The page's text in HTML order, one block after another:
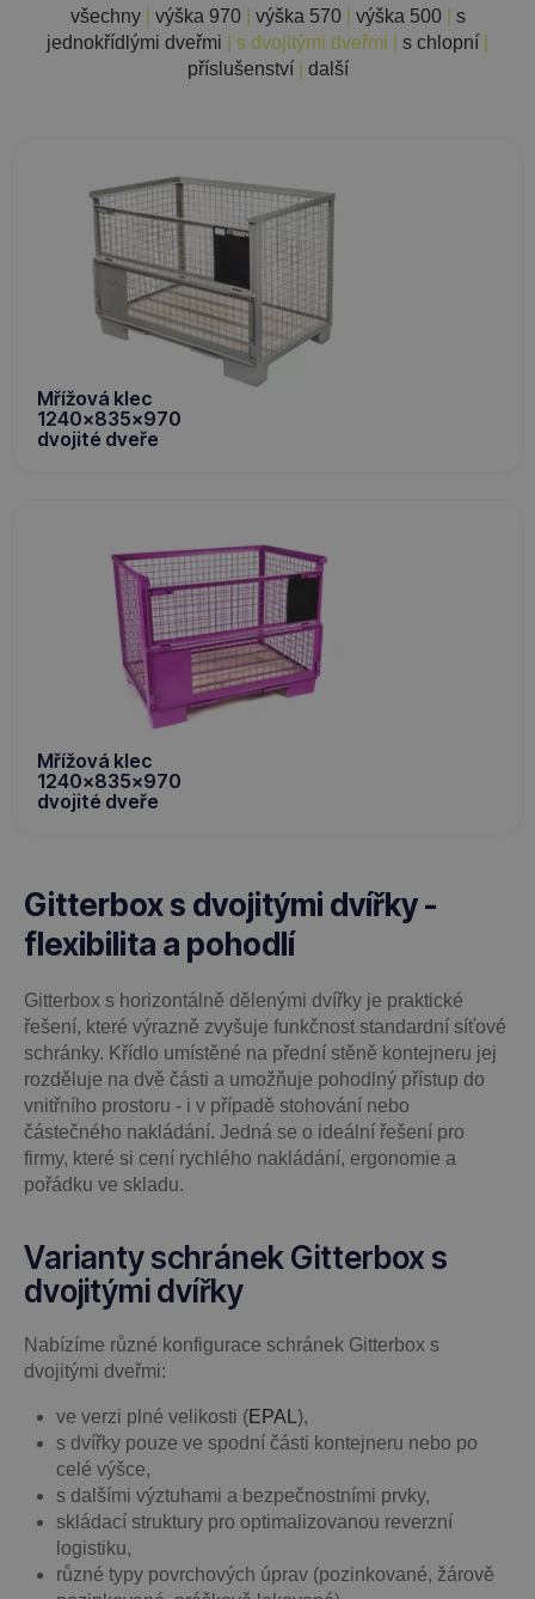
všechny výška 970 výška 570 výška 500
s
jednokřídlými dveřmi
s dvojitými dveřmi s chlopní
příslušenství
další
Mřížová klec
1240x835x970
dvojité dveře
Mřížová klec
1240x835x970
dvojité dveře
Gitterbox s dvojitými dvířky -
flexibilita a pohodlí
Gitterbox s horizontálně dělenými dvířky je praktické
řešení, které výrazně zvyšuje funkčnost standardní síťové
schránky. Křídlo umístěné na přední stěně kontejneru jej
rozděluje na dvě části a umožňuje pohodlný přístup do
vnitřního prostoru - i v případě stohování nebo
částečného nakládání. Jedná se o ideální řešení pro
firmy, které si cení rychlého nakládání, ergonomie a
pořádku ve skladu.
Varianty schránek Gitterbox s
dvojitými dvířky
Nabízíme různé konfigurace schránek Gitterbox s
dvojitými dveřmi:
ve verzi plné velikosti (EPAL),
s dvířky pouze ve spodní části kontejneru nebo po
celé výšce,
s dalšími výztuhami a bezpečnostními prvky,
skládací struktury pro optimalizovanou reverzní
logistiku,
různé typy povrchových úprav (pozinkované, žárově